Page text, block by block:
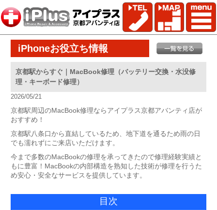
iPhoneお役立ち情報
京都駅からすぐ｜MacBook修理（バッテリー交換・水没修
理・キーボード修理）
2026/05/21
京都駅周辺のMacBook修理ならアイプラス京都アバンティ店が
おすすめ！
京都駅八条口から直結しているため、地下道を通るため雨の日
でも濡れずにご来店いただけます。
今まで多数のMacBookの修理を承ってきたので修理経験実績と
もに豊富！MacBookの内部構造を熟知した技術が修理を行うた
め安心・安全なサービスを提供しています。
目次